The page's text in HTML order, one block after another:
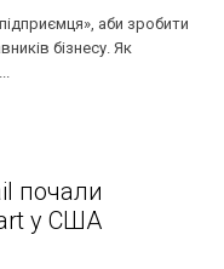
аби зробити
бізнесу. Як
почали
у США